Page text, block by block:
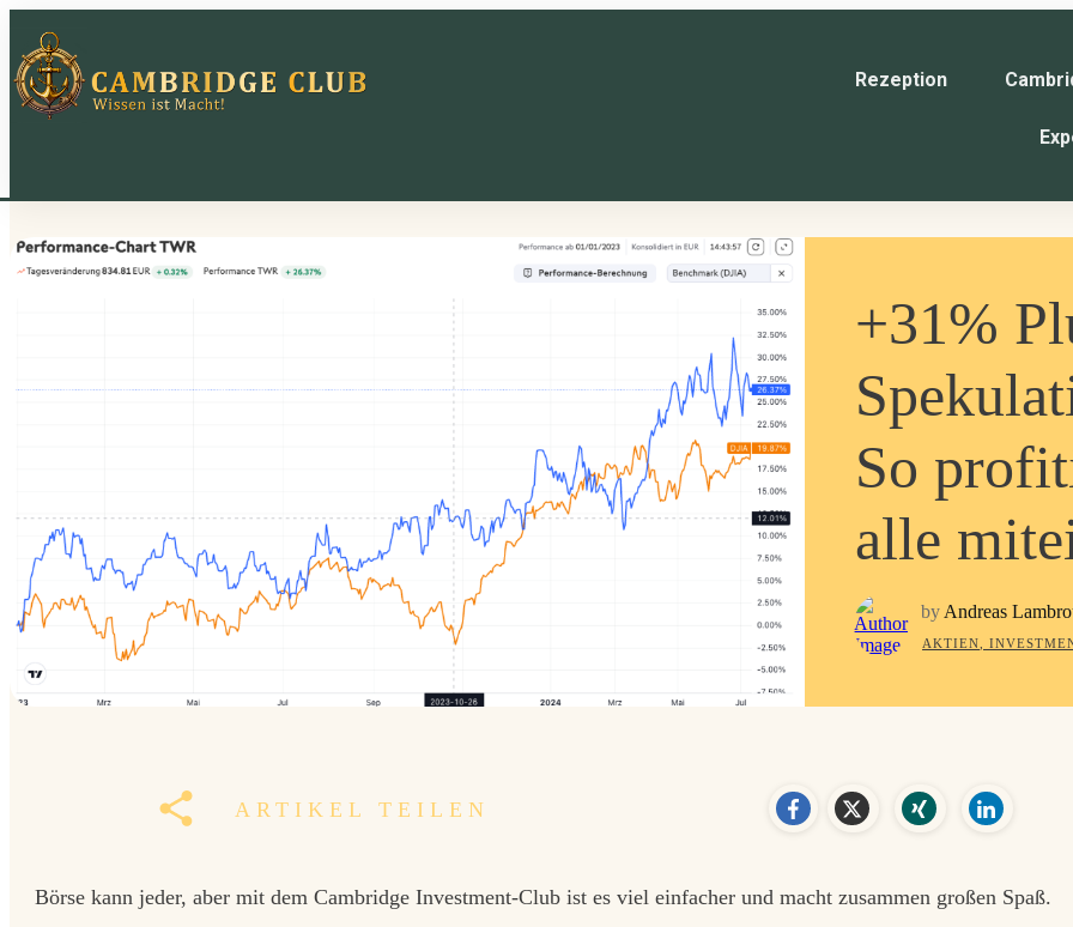
Rezeption
+31%
So
alle
by Andreas
AKTIEN ,
ARTIKEL TEILEN
Börse kann jeder, aber mit dem Cambridge Investment-Club ist es viel einfacher und macht zusammen großen Spaß.